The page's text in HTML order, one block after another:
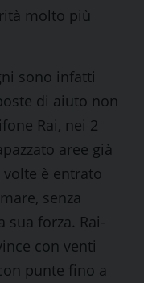
molto più
sono infatti
di aiuto non
Rai, nei 2
aree già
volte è entrato
senza
forza. Rai-
con venti
punte fino a